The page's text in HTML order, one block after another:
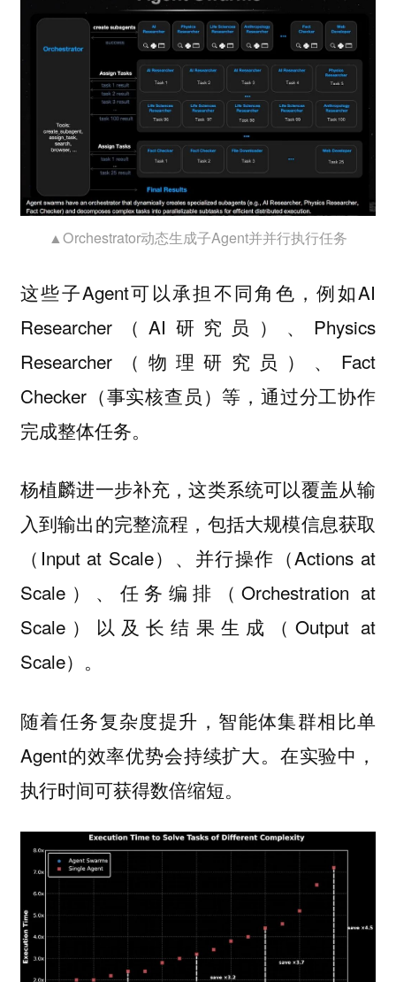
▲Orchestrator动态生成子Agent并并行执行任务
这些子Agent可以承担不同角色，例如AI
Researcher（AI研究员）、Physics
Researcher（物理研究员）、Fact
Checker（事实核查员）等，通过分工协作
完成整体任务。
杨植麟进一步补充，这类系统可以覆盖从输
入到输出的完整流程，包括大规模信息获取
（Input at Scale）、并行操作（Actions at
Scale）、任务编排（Orchestration at
Scale）以及长结果生成（Output at
Scale）。
随着任务复杂度提升，智能体集群相比单
Agent的效率优势会持续扩大。在实验中，
执行时间可获得数倍缩短。